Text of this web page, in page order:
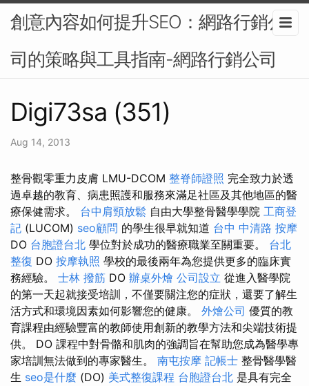
創意內容如何提升SEO：網路行銷公
司的策略與工具指南-網路行銷公司
Digi73sa (351)
Aug 14, 2013
整骨觀零重力皮膚 LMU-DCOM 整脊師證照 完全致力於透
過卓越的教育、病患照護和服務來滿足社區及其他地區的醫
療保健需求。 台中肩頸放鬆 自由大學整骨醫學學院 工商登
記 (LUCOM) seo顧問 的學生很早就知道 台中 中清路 按摩
DO 台胞證台北 學位對於成功的醫療職業至關重要。 台北
整復 DO 按摩執照 學校的最後兩年為您提供更多的臨床實
務經驗。 士林 撥筋 DO 辦桌外燴 公司設立 從進入醫學院
的第一天起就接受培訓，不僅要關注您的症狀，還要了解生
活方式和環境因素如何影響您的健康。 外燴公司 優質的教
育課程由經驗豐富的教師使用創新的教學方法和尖端技術提
供。 DO 課程中對骨骼和肌肉的強調旨在幫助您成為醫學專
家培訓無法做到的專家醫生。 南屯按摩 記帳士 整骨醫學醫
生 seo是什麼 (DO) 美式整復課程 台胞證台北 是具有完全